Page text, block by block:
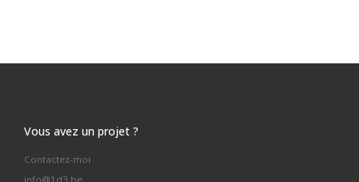
Vous avez un projet ?
Contactez-moi
info@1d3.be